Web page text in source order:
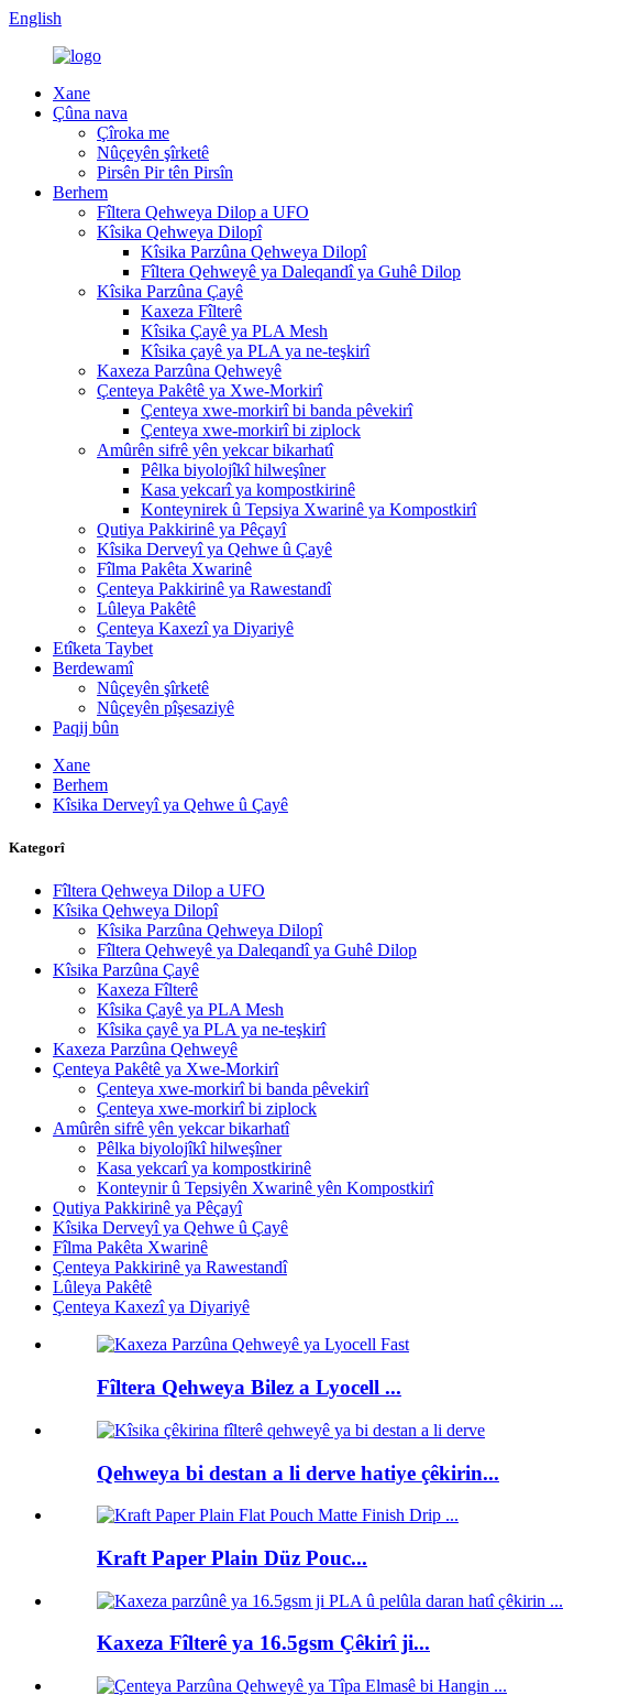
English
Xane
Çûna nava
Çîroka me
Nûçeyên şîrketê
Pirsên Pir tên Pirsîn
Berhem
Fîltera Qehweya Dilop a UFO
Kîsika Qehweya Dilopî
Kîsika Parzûna Qehweya Dilopî
Fîltera Qehweyê ya Daleqandî ya Guhê Dilop
Kîsika Parzûna Çayê
Kaxeza Fîlterê
Kîsika Çayê ya PLA Mesh
Kîsika çayê ya PLA ya ne-teşkirî
Kaxeza Parzûna Qehweyê
Çenteya Pakêtê ya Xwe-Morkirî
Çenteya xwe-morkirî bi banda pêvekirî
Çenteya xwe-morkirî bi ziplock
Amûrên sifrê yên yekcar bikarhatî
Pêlka biyolojîkî hilweşîner
Kasa yekcarî ya kompostkirinê
Konteynirek û Tepsiya Xwarinê ya Kompostkirî
Qutiya Pakkirinê ya Pêçayî
Kîsika Derveyî ya Qehwe û Çayê
Fîlma Pakêta Xwarinê
Çenteya Pakkirinê ya Rawestandî
Lûleya Pakêtê
Çenteya Kaxezî ya Diyariyê
Etîketa Taybet
Berdewamî
Nûçeyên şîrketê
Nûçeyên pîşesaziyê
Paqij bûn
Xane
Berhem
Kîsika Derveyî ya Qehwe û Çayê
Kategorî
Fîltera Qehweya Dilop a UFO
Kîsika Qehweya Dilopî
Kîsika Parzûna Qehweya Dilopî
Fîltera Qehweyê ya Daleqandî ya Guhê Dilop
Kîsika Parzûna Çayê
Kaxeza Fîlterê
Kîsika Çayê ya PLA Mesh
Kîsika çayê ya PLA ya ne-teşkirî
Kaxeza Parzûna Qehweyê
Çenteya Pakêtê ya Xwe-Morkirî
Çenteya xwe-morkirî bi banda pêvekirî
Çenteya xwe-morkirî bi ziplock
Amûrên sifrê yên yekcar bikarhatî
Pêlka biyolojîkî hilweşîner
Kasa yekcarî ya kompostkirinê
Konteynir û Tepsiyên Xwarinê yên Kompostkirî
Qutiya Pakkirinê ya Pêçayî
Kîsika Derveyî ya Qehwe û Çayê
Fîlma Pakêta Xwarinê
Çenteya Pakkirinê ya Rawestandî
Lûleya Pakêtê
Çenteya Kaxezî ya Diyariyê
Fîltera Qehweya Bilez a Lyocell ...
Qehweya bi destan a li derve hatiye çêkirin...
Kraft Paper Plain Düz Pouc...
Kaxeza Fîlterê ya 16.5gsm Çêkirî ji...